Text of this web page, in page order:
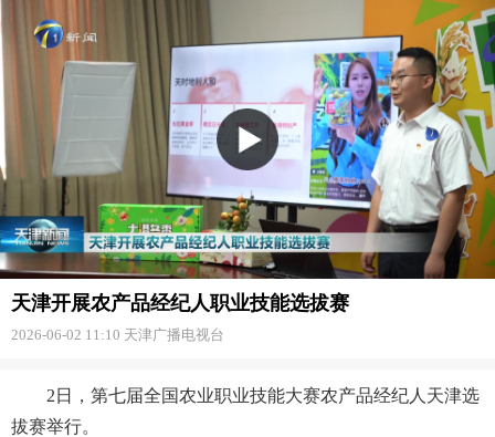
天津开展农产品经纪人职业技能选拔赛
2026-06-02 11:10 天津广播电视台
2日，第七届全国农业职业技能大赛农产品经纪人天津选
拔赛举行。